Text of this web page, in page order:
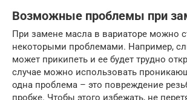
Возможные проблемы при
При замене масла в вариаторе можно
некоторыми проблемами. Например,
может прикипеть и ее будет трудно
случае можно использовать
одна проблема – это повреждение
пробке. Чтобы этого избежать, не